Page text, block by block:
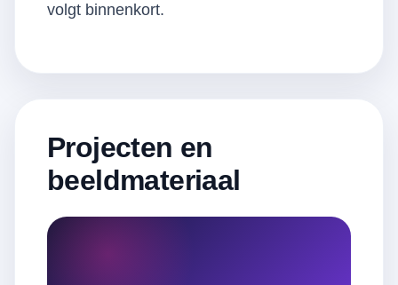
volgt binnenkort.
Projecten en
beeldmateriaal